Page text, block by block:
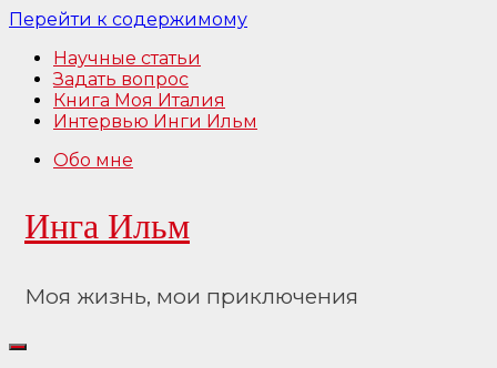
Перейти к содержимому
Научные статьи
Задать вопрос
Книга Моя Италия
Интервью Инги Ильм
Обо мне
Инга Ильм
Моя жизнь, мои приключения